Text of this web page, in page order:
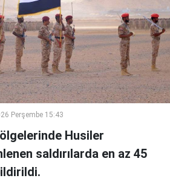
Perşembe 15:43
Husiler
saldırılarda en az 45